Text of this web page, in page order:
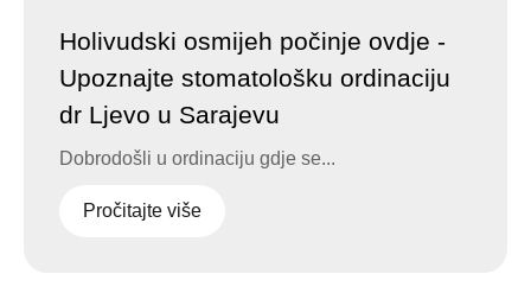
Holivudski osmijeh počinje ovdje -
Upoznajte stomatološku ordinaciju
dr Ljevo u Sarajevu
Dobrodošli u ordinaciju gdje se...
Pročitajte više